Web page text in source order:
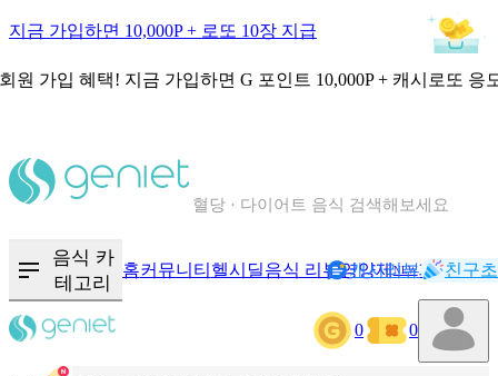
지금 가입하면 10,000P + 로또 10장 지급
원 가입 혜택! 지금 가입하면 G 포인트 10,000P + 캐시로또 응
혈당 · 다이어트 음식 검색해보세요
음식 카
테고리
홈커뮤니티 헬시딜음식 리뷰영양제NEW기록
캐시리뷰 친구
0 0
칼로리와 영양성분을 검색해보세요